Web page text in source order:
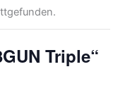
Triple“